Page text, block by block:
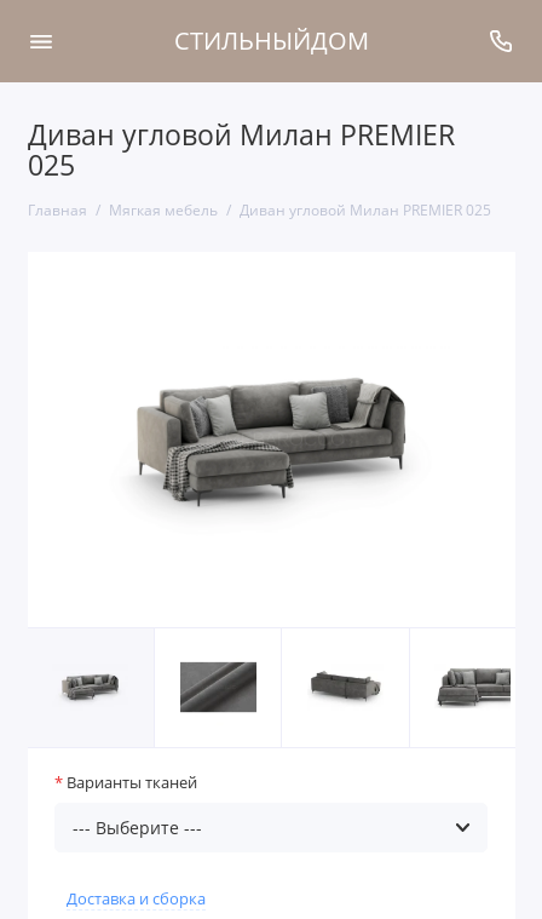
СТИЛЬНЫЙДОМ
Диван угловой Милан PREMIER
025
Главная Мягкая мебель Диван угловой Милан PREMIER 025
Варианты тканей
Доставка и сборка